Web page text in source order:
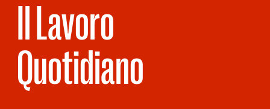
Il Lavoro
Quotidiano